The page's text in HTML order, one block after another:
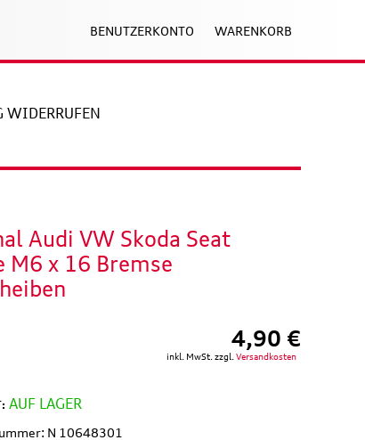
BENUTZERKONTO WARENKORB
WIDERRUFEN
Audi VW Skoda Seat
M6 x 16 Bremse
4,90 €
inkl. MwSt. zzgl. Versandkosten
AUF LAGER
N 10648301